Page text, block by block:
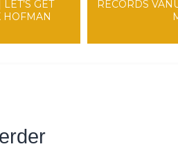
GET
HOFMAN
RECORDS